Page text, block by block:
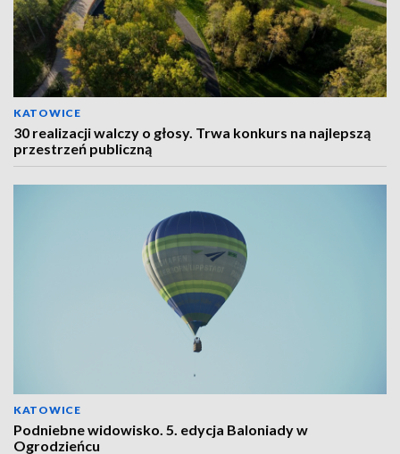
KATOWICE
30 realizacji walczy o głosy. Trwa konkurs na najlepszą
przestrzeń publiczną
KATOWICE
Podniebne widowisko. 5. edycja Baloniady w
Ogrodzieńcu